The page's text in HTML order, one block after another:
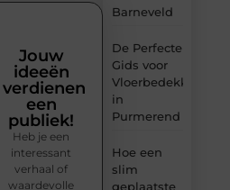
Barneveld
De Perfecte
Gids voor
Vloerbedekking
in
Purmerend
Hoe een
slim
geplaatste
Jouw
ideeën
verdienen
een
publiek!
Heb je een
interessant
verhaal of
waardevolle